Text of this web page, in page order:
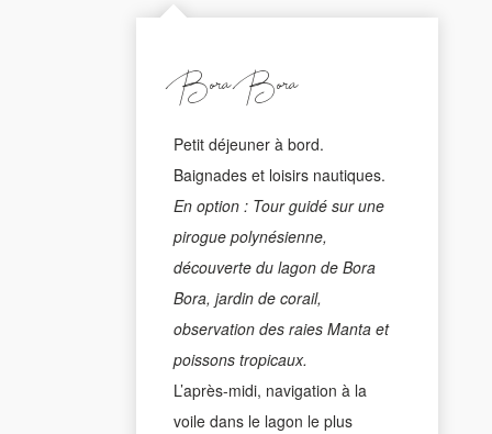
Bora Bora
Petit déjeuner à bord.
Baignades et loisirs nautiques.
En option : Tour guidé sur une
pirogue polynésienne,
découverte du lagon de Bora
Bora, jardin de corail,
observation des raies Manta et
poissons tropicaux.
L’après-midi, navigation à la
voile dans le lagon le plus